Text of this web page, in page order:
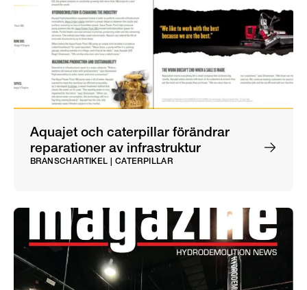
Aquajet och caterpillar förändrar
reparationer av infrastruktur
BRANSCHARTIKEL | CATERPILLAR